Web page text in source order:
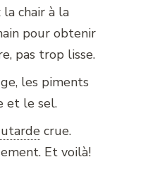
la chair à la
pour obtenir
pas trop lisse.
les piments
et le sel.
crue.
Et voilà!